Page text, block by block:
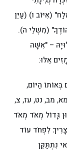
(אִיּוֹב ו) (עַיֵּן
(מִשְׁלֵי ה).
– "אִשָּׁה
אֵלּוּ:
הַיּוֹם,
מב, נט, עז, צ,
גָּדוֹל מְאֹד מְאֹד
לִפְחֹד עוֹד
נִתְתַּקֵּן